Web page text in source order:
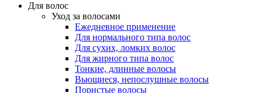
Для волос
Уход за волосами
Ежедневное применение
Для нормального типа волос
Для сухих, ломких волос
Для жирного типа волос
Тонкие, длинные волосы
Вьющиеся, непослушные волосы
Пористые волосы